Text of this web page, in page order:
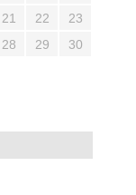
21 22
23
28 29
30